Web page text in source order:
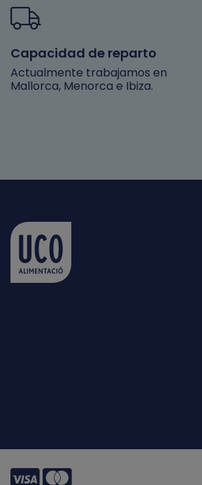
Capacidad de reparto
Actualmente trabajamos en
Mallorca, Menorca e Ibiza.